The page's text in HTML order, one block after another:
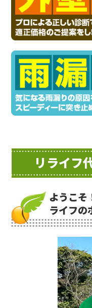
リライフ
ようこそ
ライフの